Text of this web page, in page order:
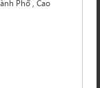
Phố , Cao